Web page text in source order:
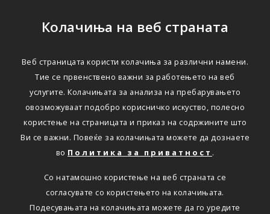
Колачиња на веб страната
Веб страницата користи колачиња за различни намени.
Тие се првенствено важни за работењето на веб
услугите. Колачињата за анализа на пребарувањето
овозможуваат подобро корисничко искуство, полесно
користење на страницата и приказ на содржините што
Ви се важни. Повеќе за колачињата можете да дознаете
во Политика за приватност .
Со натамошно користење на веб страната се
согласувате со користењето на колачињата.
Подесувањата на колачињата можете да го уредите